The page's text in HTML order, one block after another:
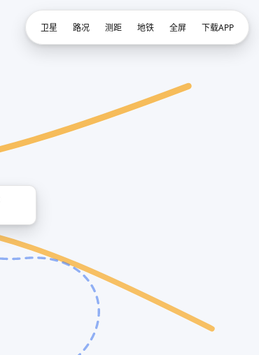
卫星 路况 测距 地铁 全屏 下载APP